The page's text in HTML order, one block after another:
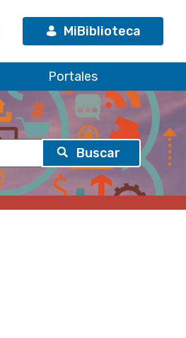
MiBiblioteca
Portales